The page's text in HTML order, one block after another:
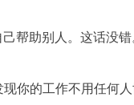
助别人。这话没错
的工作不用任何人